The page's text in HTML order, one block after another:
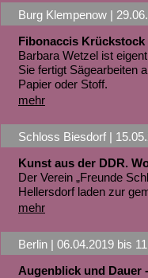
Burg Klempenow |
Fibonaccis Krückstock
Barbara Wetzel ist
Sie fertigt Sägearbeiten
Papier oder Stoff.
mehr
Schloss Biesdorf |
Kunst aus der DDR.
Der Verein „Freunde
Hellersdorf laden zur
mehr
Berlin | 06.04.2019 bis
Augenblick und Dauer